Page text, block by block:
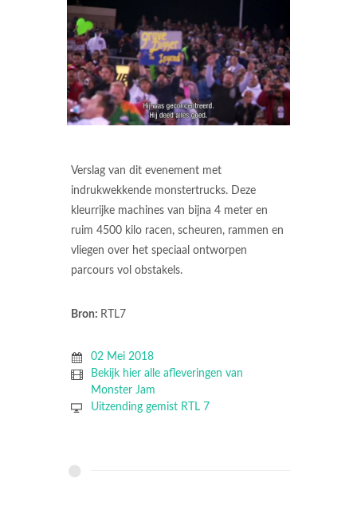
Verslag van dit evenement met
indrukwekkende monstertrucks. Deze
kleurrijke machines van bijna 4 meter en
ruim 4500 kilo racen, scheuren, rammen en
vliegen over het speciaal ontworpen
parcours vol obstakels.
Bron: RTL7
02 Mei 2018
Bekijk hier alle afleveringen van
Monster Jam
Uitzending gemist RTL 7